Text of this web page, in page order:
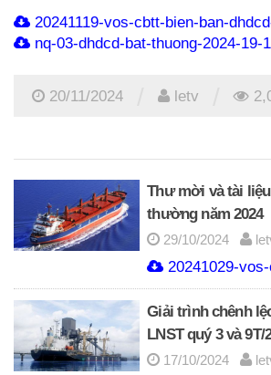
20241119-vos-cbtt-bien-ban-
nq-03-dhdcd-bat-thuong-2024-19-
20/11/2024 letv
Thư mời và tài
thường năm 2024
29/10/2024
20241029-
Giải trình chênh
LNST quý 3 và 9T/
17/10/2024